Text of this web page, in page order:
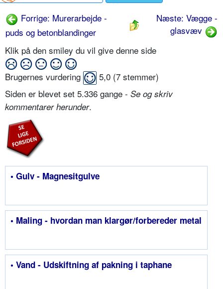
Forrige: Murerarbejde -
puds og betonblandinger
Næste: Vægge -
glasvæv
Klik på den smiley du vil give denne side
Brugernes vurdering 5,0 (7 stemmer)
Siden er blevet set 5.336 gange - Se og skriv
kommentarer herunder.
• Gulv - Magnesitgulve
• Maling - hvordan man klargør/forbereder metal
• Vand - Udskiftning af pakning i taphane